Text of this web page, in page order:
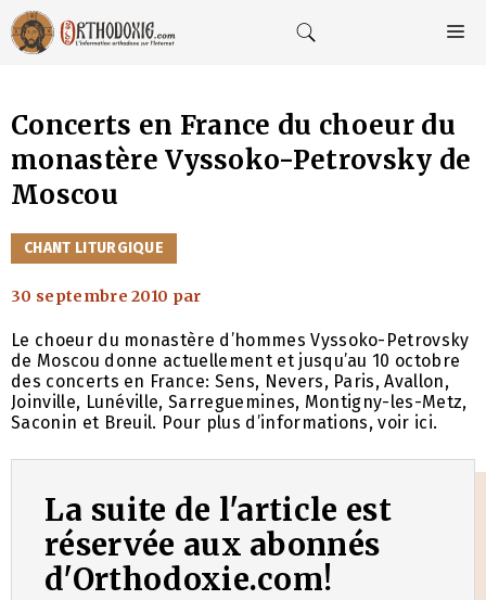
Aller
au
contenu
Concerts en France du choeur du
monastère Vyssoko-Petrovsky de
Moscou
CATÉGORIES
CHANT LITURGIQUE
30 septembre 2010 par
Le choeur du monastère d’hommes Vyssoko-Petrovsky
de Moscou donne actuellement et jusqu’au 10 octobre
des concerts en France: Sens, Nevers, Paris, Avallon,
Joinville, Lunéville, Sarreguemines, Montigny-les-Metz,
Saconin et Breuil. Pour plus d’informations, voir ici.
La suite de l'article est
réservée aux abonnés
d'Orthodoxie.com!